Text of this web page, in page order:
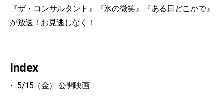
『ザ・コンサルタント』『氷の微笑』『ある日どこかで』
が放送！お見逃しなく！
Index
5/15（金） 公開映画